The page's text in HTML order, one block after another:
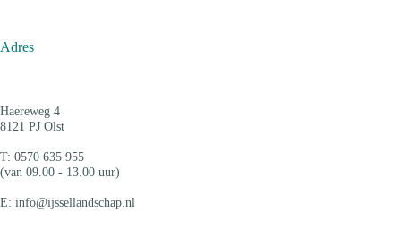
Adres
Haereweg 4
8121 PJ Olst
T: 0570 635 955
(van 09.00 - 13.00 uur)
E: info@ijssellandschap.nl